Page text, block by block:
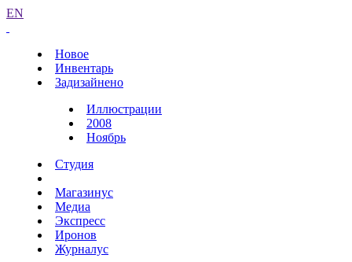
EN
Новое
Инвентарь
Задизайнено
Иллюстрации
2008
Ноябрь
Студия
Магазинус
Медиа
Экспресс
Иронов
Журналус